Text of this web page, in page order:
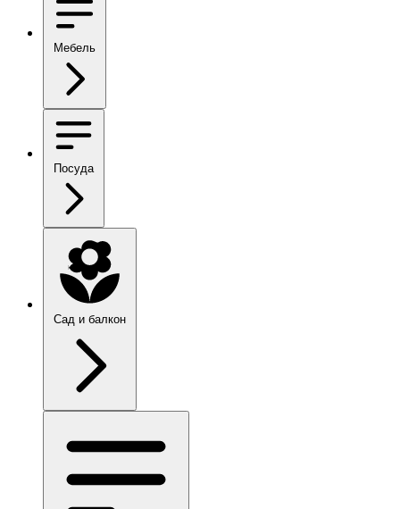
Мебель
Посуда
Сад и балкон